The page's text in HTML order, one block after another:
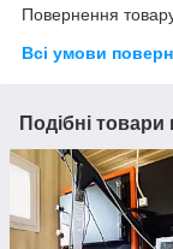
Повернення
Всі умови
Подібні товари